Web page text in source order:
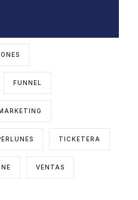
FUNNEL
MARKETING
TICKETERA
VENTAS